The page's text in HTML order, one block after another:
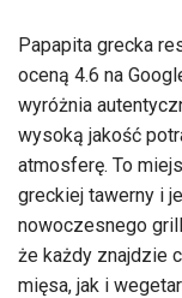
Papapita grecka
oceną 4.6 na
wyróżnia
wysoką jakość
atmosferę. To
greckiej tawerny i
nowoczesnego
że każdy znajdzie
mięsa, jak i